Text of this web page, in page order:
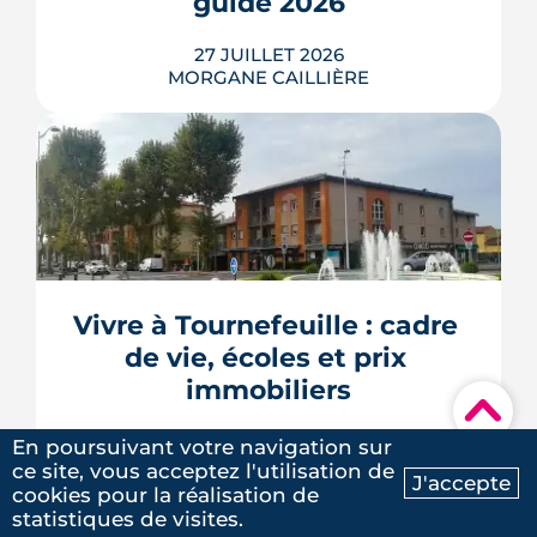
Ma recherche Contactez-nous
▾
27 JUILLET 2026
MORGANE CAILLIÈRE
Un achat de logement neuf en VEFA
financé par un prêt à déblocages
successifs peut générer des intérêts
intercalaires, ces intérêts d'emprunt
appel de fonds. Avec des taux autour
de 3,2 % en 2026, la note grimpe vite.
Voici les leviers concrets pour r...
LIRE L'ARTICLE
Vivre à Tournefeuille : cadre
de vie, écoles et prix
immobiliers
22 JUILLET 2026
MORGANE CAILLIÈRE
En poursuivant votre navigation sur
ce site, vous acceptez l'utilisation de
cookies pour la réalisation de
statistiques de visites.
J'accepte